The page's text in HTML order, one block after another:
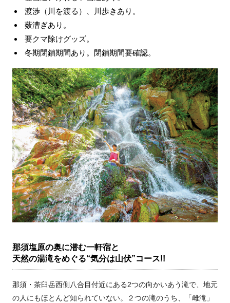
渡渉（川を渡る）、川歩きあり。
薮漕ぎあり。
要クマ除けグッズ。
冬期閉鎖期間あり。閉鎖期間要確認。
那須塩原の奥に潜む一軒宿と
天然の湯滝をめぐる“気分は山伏”コース!!
那須・茶臼岳西側八合目付近にある2つの向かいあう滝で、地元
の人にもほとんど知られていない。２つの滝のうち、「雌滝」